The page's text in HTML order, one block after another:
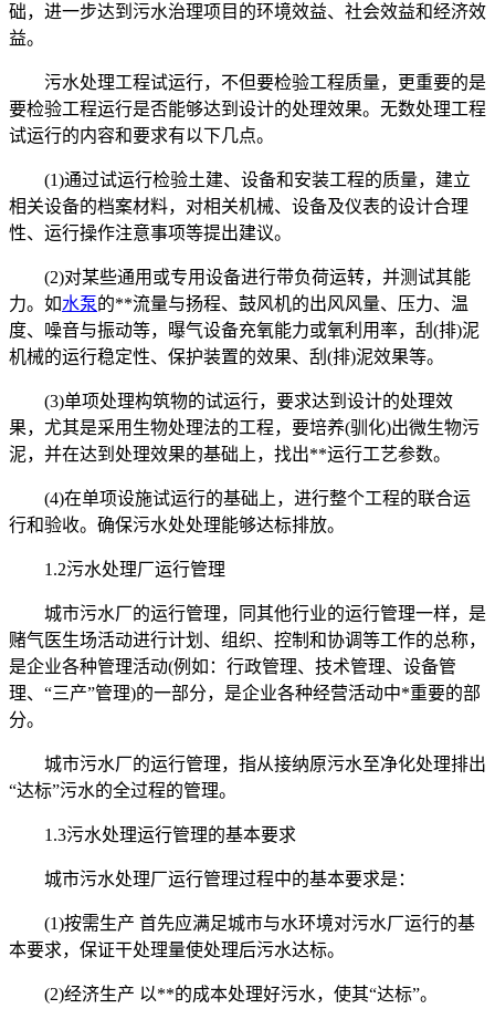
础，进一步达到污水治理项目的环境效益、社会效益和经济效
益。
污水处理工程试运行，不但要检验工程质量，更重要的是
要检验工程运行是否能够达到设计的处理效果。无数处理工程
试运行的内容和要求有以下几点。
(1)通过试运行检验土建、设备和安装工程的质量，建立
相关设备的档案材料，对相关机械、设备及仪表的设计合理
性、运行操作注意事项等提出建议。
(2)对某些通用或专用设备进行带负荷运转，并测试其能
力。如水泵的**流量与扬程、鼓风机的出风风量、压力、温
度、噪音与振动等，曝气设备充氧能力或氧利用率，刮(排)泥
机械的运行稳定性、保护装置的效果、刮(排)泥效果等。
(3)单项处理构筑物的试运行，要求达到设计的处理效
果，尤其是采用生物处理法的工程，要培养(驯化)出微生物污
泥，并在达到处理效果的基础上，找出**运行工艺参数。
(4)在单项设施试运行的基础上，进行整个工程的联合运
行和验收。确保污水处处理能够达标排放。
1.2污水处理厂运行管理
城市污水厂的运行管理，同其他行业的运行管理一样，是
赌气医生场活动进行计划、组织、控制和协调等工作的总称，
是企业各种管理活动(例如：行政管理、技术管理、设备管
理、“三产”管理)的一部分，是企业各种经营活动中*重要的部
分。
城市污水厂的运行管理，指从接纳原污水至净化处理排出
“达标”污水的全过程的管理。
1.3污水处理运行管理的基本要求
城市污水处理厂运行管理过程中的基本要求是：
(1)按需生产 首先应满足城市与水环境对污水厂运行的基
本要求，保证干处理量使处理后污水达标。
(2)经济生产 以**的成本处理好污水，使其“达标”。